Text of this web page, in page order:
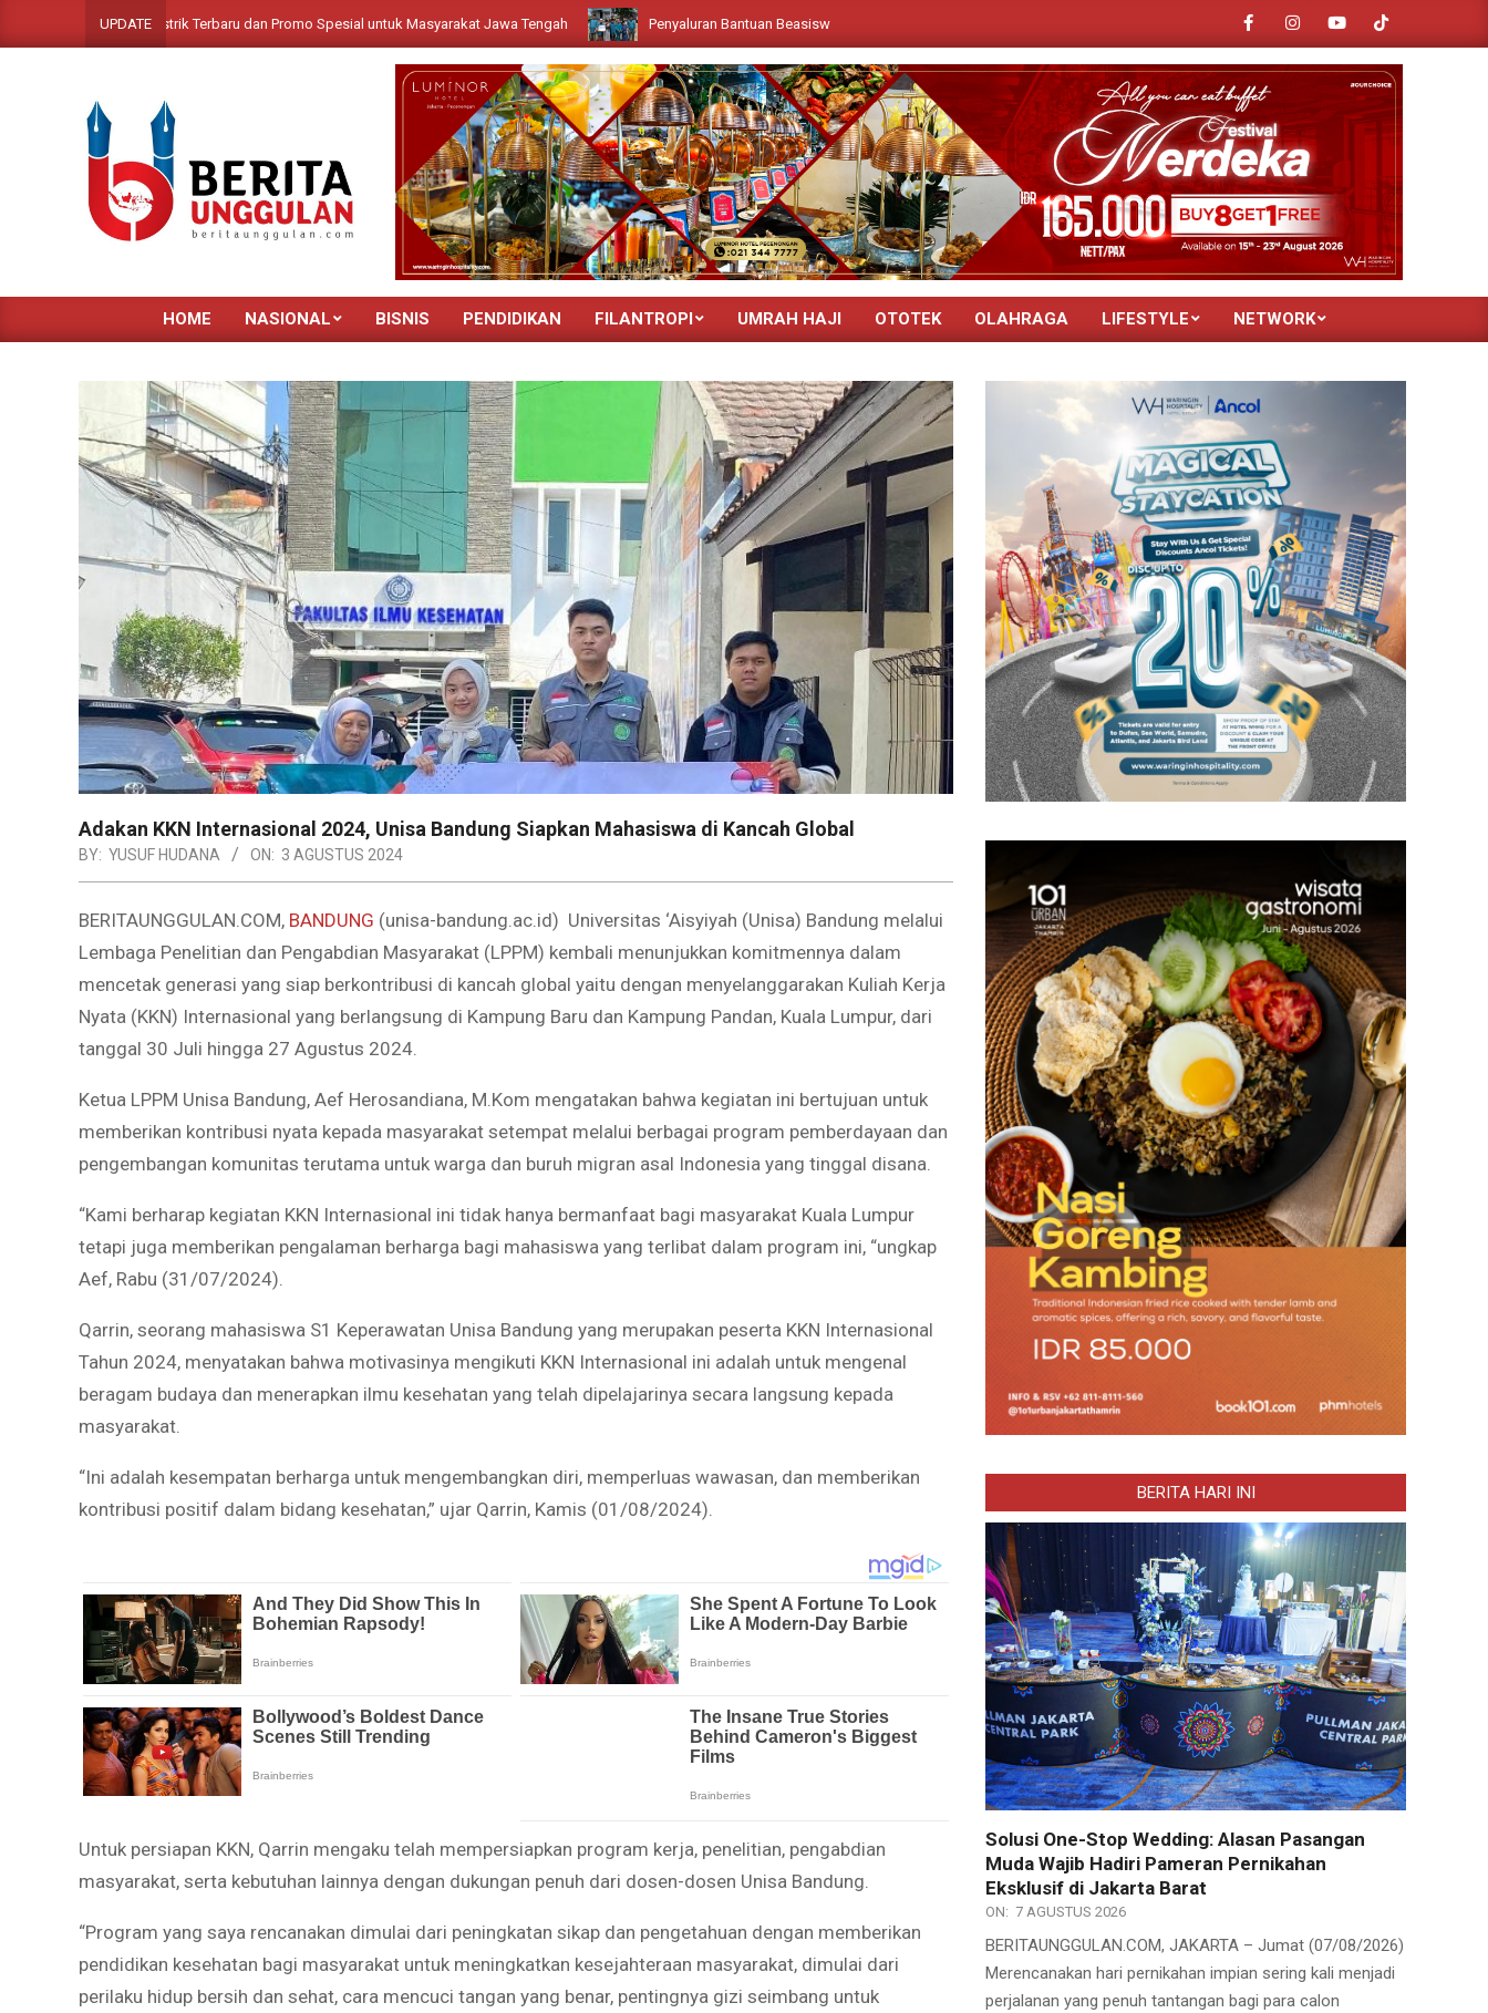
to
UPDATE
Listrik Terbaru dan Promo Spesial untuk Masyarakat Jawa Tengah Penyaluran Bantuan Beasiswa Untuk Santri Darul Hijrah Deli Serdang Rektor Unisba Resmi Buka Turnamen Mini Soccer Milad ke-68,
Primary
Menu
HOME NASIONAL BISNIS PENDIDIKAN FILANTROPI UMRAH HAJI OTOTEK OLAHRAGA LIFESTYLE NETWORK
Adakan KKN Internasional 2024, Unisa Bandung Siapkan Mahasiswa di Kancah Global
BY: YUSUF HUDANA ON: 3 AGUSTUS 2024
BERITAUNGGULAN.COM, BANDUNG (unisa-bandung.ac.id) Universitas ‘Aisyiyah (Unisa) Bandung melalui
Lembaga Penelitian dan Pengabdian Masyarakat (LPPM) kembali menunjukkan komitmennya dalam
mencetak generasi yang siap berkontribusi di kancah global yaitu dengan menyelanggarakan Kuliah Kerja
Nyata (KKN) Internasional yang berlangsung di Kampung Baru dan Kampung Pandan, Kuala Lumpur, dari
tanggal 30 Juli hingga 27 Agustus 2024.
Ketua LPPM Unisa Bandung, Aef Herosandiana, M.Kom mengatakan bahwa kegiatan ini bertujuan untuk
memberikan kontribusi nyata kepada masyarakat setempat melalui berbagai program pemberdayaan dan
pengembangan komunitas terutama untuk warga dan buruh migran asal Indonesia yang tinggal disana.
“Kami berharap kegiatan KKN Internasional ini tidak hanya bermanfaat bagi masyarakat Kuala Lumpur
tetapi juga memberikan pengalaman berharga bagi mahasiswa yang terlibat dalam program ini, “ungkap
Aef, Rabu (31/07/2024).
Qarrin, seorang mahasiswa S1 Keperawatan Unisa Bandung yang merupakan peserta KKN Internasional
Tahun 2024, menyatakan bahwa motivasinya mengikuti KKN Internasional ini adalah untuk mengenal
beragam budaya dan menerapkan ilmu kesehatan yang telah dipelajarinya secara langsung kepada
masyarakat.
“Ini adalah kesempatan berharga untuk mengembangkan diri, memperluas wawasan, dan memberikan
kontribusi positif dalam bidang kesehatan,” ujar Qarrin, Kamis (01/08/2024).
Untuk persiapan KKN, Qarrin mengaku telah mempersiapkan program kerja, penelitian, pengabdian
masyarakat, serta kebutuhan lainnya dengan dukungan penuh dari dosen-dosen Unisa Bandung.
“Program yang saya rencanakan dimulai dari peningkatan sikap dan pengetahuan dengan memberikan
pendidikan kesehatan bagi masyarakat untuk meningkatkan kesejahteraan masyarakat, dimulai dari
perilaku hidup bersih dan sehat, cara mencuci tangan yang benar, pentingnya gizi seimbang untuk
BERITA HARI INI
Solusi One-Stop Wedding: Alasan Pasangan
Muda Wajib Hadiri Pameran Pernikahan
Eksklusif di Jakarta Barat
ON: 7 AGUSTUS 2026
BERITAUNGGULAN.COM, JAKARTA – Jumat (07/08/2026)
Merencanakan hari pernikahan impian sering kali menjadi
perjalanan yang penuh tantangan bagi para calon